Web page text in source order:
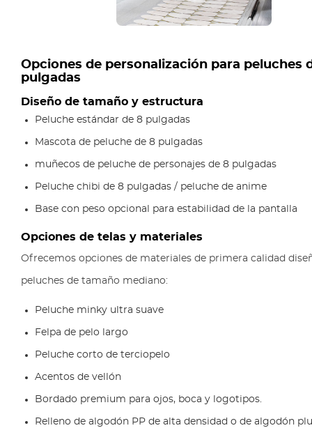
Opciones de personalización para peluches
pulgadas
Diseño de tamaño y estructura
Peluche estándar de 8 pulgadas
Mascota de peluche de 8 pulgadas
muñecos de peluche de personajes de 8 pulgadas
Peluche chibi de 8 pulgadas / peluche de anime
Base con peso opcional para estabilidad de la pantalla
Opciones de telas y materiales
Ofrecemos opciones de materiales de primera calidad
peluches de tamaño mediano:
Peluche minky ultra suave
Felpa de pelo largo
Peluche corto de terciopelo
Acentos de vellón
Bordado premium para ojos, boca y logotipos.
Relleno de algodón PP de alta densidad o de algodón